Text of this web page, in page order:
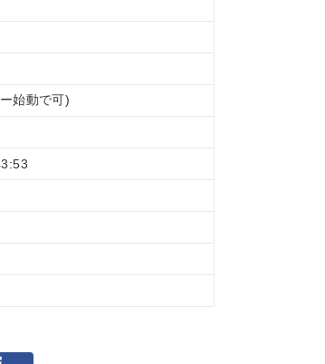
始動で可)